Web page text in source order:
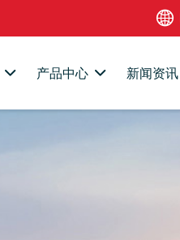
产品中心 新闻资讯